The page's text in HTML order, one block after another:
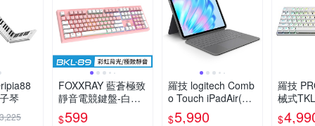
琴
FOXXRAY 藍蒼極致
靜音電競鍵盤-白粉
(FXR-BKL-89)
$599
羅技 logitech Comb
o Touch iPadAir(M
2)11吋鍵盤保護套
$5,990
羅技
械式
$